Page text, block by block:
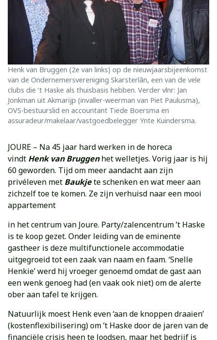
Henk van Bruggen (2e van links) op de nieuwjaarsbijeenkomst
van de Ondernemersvereniging Skarsterlân, een van de vele
clubs die ’t Haske als thuisbasis hebben. Verder vlnr: Jan
Jonkman uit Akmarijp (invaller-weerman van Piet Paulusma),
OVS-bestuurslid en accountant Tiede Boersma en
assuradeur/makelaar/vastgoedbelegger Ynte Kuindersma.
JOURE – Na 45 jaar hard werken in de horeca
vindt Henk van Bruggenhet welletjes. Vorig jaar is hij
60 geworden. Tijd om meer aandacht aan zijn
privéleven met Baukjete schenken en wat meer aan
zichzelf toe te komen. Ze zijn verhuisd naar een mooi
appartement
in het centrum van Joure. Party/zalencentrum ’t Haske
is te koop gezet. Onder leiding van de eminente
gastheer is deze multifunctionele accommodatie
uitgegroeid tot een zaak van naam en faam. ‘Snelle
Henkie’ werd hij vroeger genoemd omdat de gast aan
een wenk genoeg had (en vaak ook niet) om de alerte
ober aan tafel te krijgen.
Natuurlijk moest Henk even ‘aan de knoppen draaien’
(kostenflexibilisering) om ’t Haske door de jaren van de
financiële crisis heen te loodsen, maar het bedrijf is